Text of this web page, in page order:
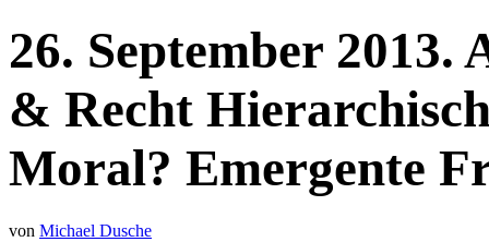
26. September 2013.
& Recht
Moral? Emergente
von Michael Dusche